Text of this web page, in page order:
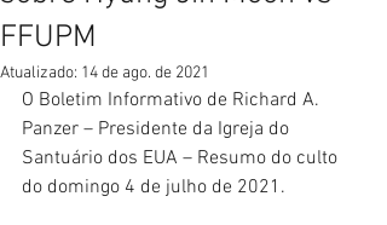
FFUPM
Atualizado: 14 de ago. de 2021
O Boletim Informativo de Richard A.
Panzer – Presidente da Igreja do
Santuário dos EUA – Resumo do culto
do domingo 4 de julho de 2021.